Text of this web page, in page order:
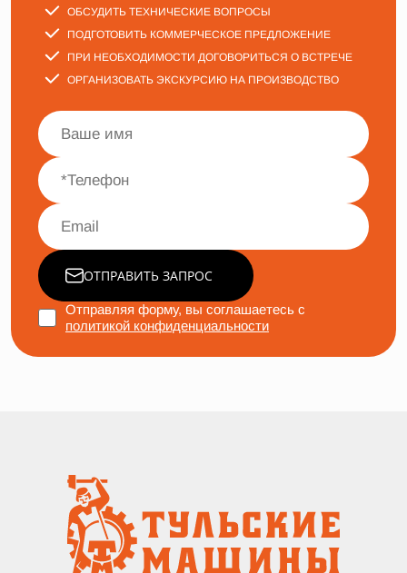
ОБСУДИТЬ ТЕХНИЧЕСКИЕ ВОПРОСЫ
ПОДГОТОВИТЬ КОММЕРЧЕСКОЕ ПРЕДЛОЖЕНИЕ
ПРИ НЕОБХОДИМОСТИ ДОГОВОРИТЬСЯ О ВСТРЕЧЕ
ОРГАНИЗОВАТЬ ЭКСКУРСИЮ НА ПРОИЗВОДСТВО
ОТПРАВИТЬ ЗАПРОС
Отправляя форму, вы соглашаетесь с
политикой конфиденциальности